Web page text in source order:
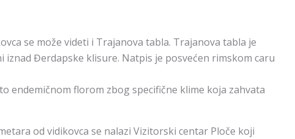
se može videti i Trajanova tabla. Trajanova tabla je
iznad Đerdapske klisure. Natpis je posvećen rimskom caru
endemičnom florom zbog specifične klime koja zahvata
od vidikovca se nalazi Vizitorski centar Ploče koji